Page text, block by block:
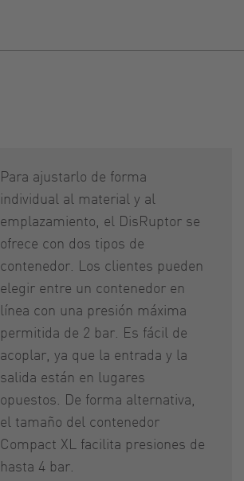
Para ajustarlo de forma
individual al material y al
emplazamiento, el DisRuptor se
ofrece con dos tipos de
contenedor. Los clientes pueden
elegir entre un contenedor en
línea con una presión máxima
permitida de 2 bar. Es fácil de
acoplar, ya que la entrada y la
salida están en lugares
opuestos. De forma alternativa,
el tamaño del contenedor
Compact XL facilita presiones de
hasta 4 bar.